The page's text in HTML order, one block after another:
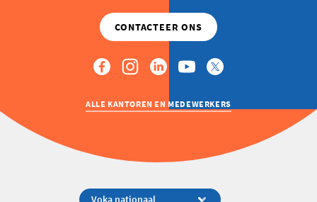
ALLE KANTOREN EN MEDEWERKERS